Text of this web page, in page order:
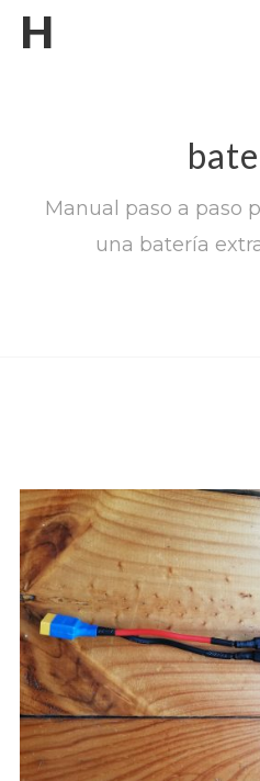
H
Manual paso a paso
una batería